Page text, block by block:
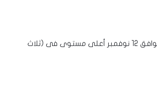
ارتفعت عملة الدوجكوين بحوالي 159% ،وسجلت اليوم الثلاثاء الموافق 12 نوفمبر أعلى مستوى فى (ثلاث